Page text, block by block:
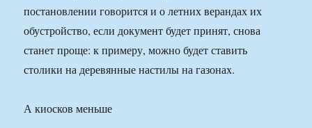
постановлении говорится и о летних верандах их
обустройство, если документ будет принят, снова
станет проще: к примеру, можно будет ставить
столики на деревянные настилы на газонах.
А киосков меньше